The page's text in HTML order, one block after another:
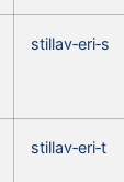
stillav‑eri‑s
stillav‑eri‑t